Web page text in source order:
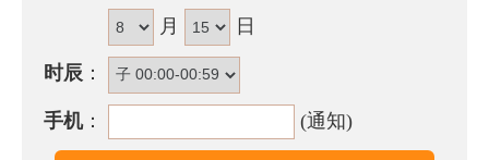
——《七夕》
想停仙步，泉疑咽夜声。特达知难拟，
——《玉声如乐》
月 日
时辰 ：
手机： (通知)